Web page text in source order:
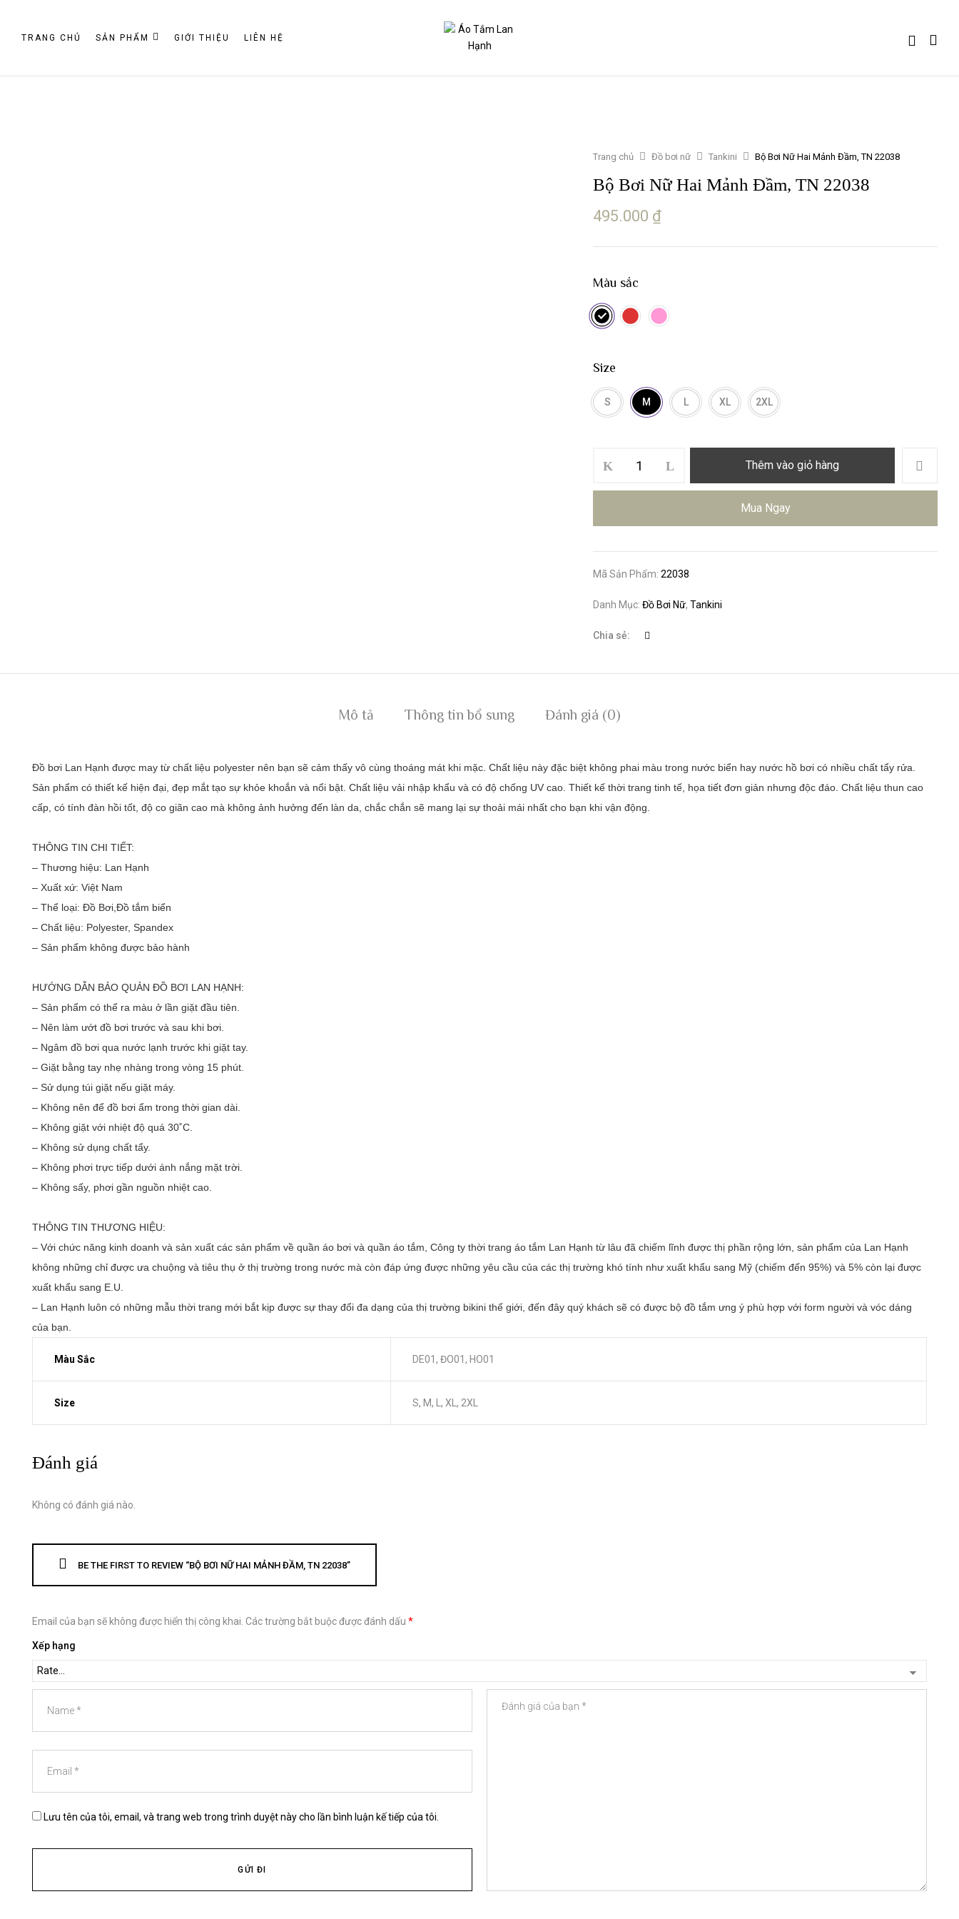
TRANG CHỦ SẢN PHẨM GIỚI THIỆU LIÊN HỆ
Trang chủ Đồ bơi nữ Tankini Bộ Bơi Nữ Hai Mảnh Đầm, TN 22038
Bộ Bơi Nữ Hai Mảnh Đầm, TN 22038
495.000 ₫
Màu sắc
Size
S M L XL 2XL
Bơi
Nữ
TN
22038
lượng
Thêm vào giỏ hàng
Mua Ngay
Mã Sản Phẩm:22038
Danh Mục:Đồ Bơi Nữ,Tankini
Chia sẻ:
Mô tả Thông tin bổ sung Đánh giá (0)
Đồ bơi Lan Hạnh được may từ chất liệu polyester nên bạn sẽ cảm thấy vô cùng thoáng mát khi mặc. Chất liệu này đặc biệt không phai màu trong nước biển hay nước hồ bơi có nhiều chất tẩy rửa.
Sản phẩm có thiết kế hiện đại, đẹp mắt tạo sự khỏe khoắn và nổi bật. Chất liệu vải nhập khẩu và có độ chống UV cao. Thiết kế thời trang tinh tế, họa tiết đơn giản nhưng độc đáo. Chất liệu thun cao
cấp, có tính đàn hồi tốt, độ co giãn cao mà không ảnh hưởng đến làn da, chắc chắn sẽ mang lại sự thoải mái nhất cho bạn khi vận động.
THÔNG TIN CHI TIẾT:
– Thương hiệu: Lan Hạnh
– Xuất xứ: Việt Nam
– Thể loại: Đồ Bơi,Đồ tắm biển
– Chất liệu: Polyester, Spandex
– Sản phẩm không được bảo hành
HƯỚNG DẪN BẢO QUẢN ĐỒ BƠI LAN HẠNH:
– Sản phẩm có thể ra màu ở lần giặt đầu tiên.
– Nên làm ướt đồ bơi trước và sau khi bơi.
– Ngâm đồ bơi qua nước lạnh trước khi giặt tay.
– Giặt bằng tay nhẹ nhàng trong vòng 15 phút.
– Sử dụng túi giặt nếu giặt máy.
– Không nên để đồ bơi ẩm trong thời gian dài.
– Không giặt với nhiệt độ quá 30˚C.
– Không sử dụng chất tẩy.
– Không phơi trực tiếp dưới ánh nắng mặt trời.
– Không sấy, phơi gần nguồn nhiệt cao.
THÔNG TIN THƯƠNG HIỆU:
– Với chức năng kinh doanh và sản xuất các sản phẩm về quần áo bơi và quần áo tắm, Công ty thời trang áo tắm Lan Hạnh từ lâu đã chiếm lĩnh được thị phần rộng lớn, sản phẩm của Lan Hạnh
không những chỉ được ưa chuộng và tiêu thụ ở thị trường trong nước mà còn đáp ứng được những yêu cầu của các thị trường khó tính như xuất khẩu sang Mỹ (chiếm đến 95%) và 5% còn lại được
xuất khẩu sang E.U.
– Lan Hạnh luôn có những mẫu thời trang mới bắt kịp được sự thay đổi đa dạng của thị trường bikini thế giới, đến đây quý khách sẽ có được bộ đồ tắm ưng ý phù hợp với form người và vóc dáng
của bạn.
Màu Sắc DE01, ĐO01, HO01
Size S, M, L, XL, 2XL
Đánh giá
Không có đánh giá nào.
BE THE FIRST TO REVIEW “BỘ BƠI NỮ HAI MẢNH ĐẦM, TN 22038”
Email của bạn sẽ không được hiển thị công khai. Các trường bắt buộc được đánh dấu *
Xếp hạng
Lưu tên của tôi, email, và trang web trong trình duyệt này cho lần bình luận kế tiếp của tôi.